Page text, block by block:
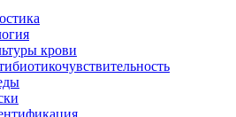
крови